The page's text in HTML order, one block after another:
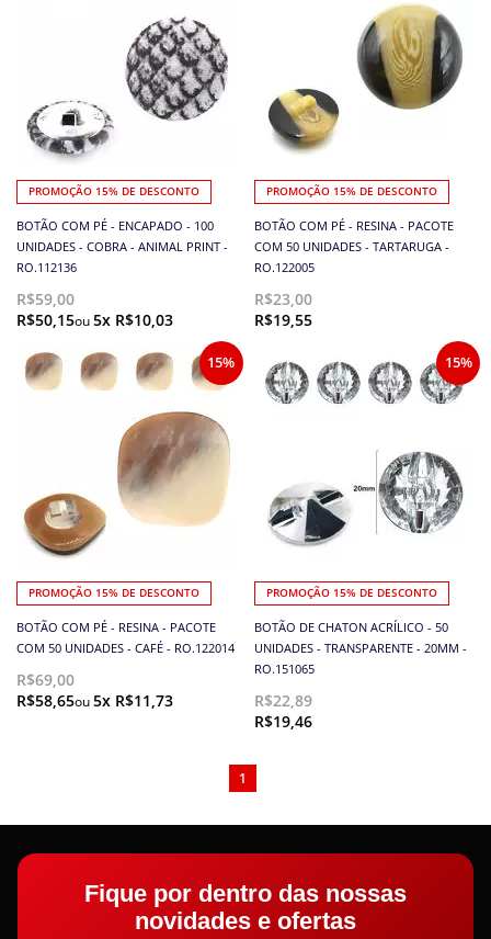
PROMOÇÃO 15% DE DESCONTO
BOTÃO COM PÉ - ENCAPADO - 100
UNIDADES - COBRA - ANIMAL PRINT -
RO.112136
R$59,00
R$50,15
5x R$10,03
PROMOÇÃO 15% DE DESCONTO
BOTÃO COM PÉ - RESINA - PACOTE
COM 50 UNIDADES - TARTARUGA -
RO.122005
R$23,00
R$19,55
PROMOÇÃO 15% DE DESCONTO
BOTÃO COM PÉ - RESINA - PACOTE
COM 50 UNIDADES - CAFÉ - RO.122014
R$69,00
R$58,65
5x R$11,73
15%
PROMOÇÃO 15% DE DESCONTO
BOTÃO DE CHATON ACRÍLICO - 50
UNIDADES - TRANSPARENTE - 20MM -
RO.151065
R$22,89
R$19,46
15%
1
Fique por dentro das nossas
novidades e ofertas